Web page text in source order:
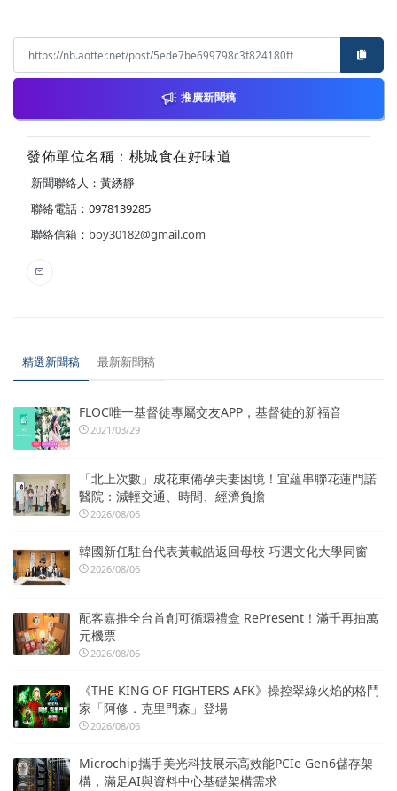
推廣新聞稿
發佈單位名稱：桃城食在好味道
新聞聯絡人：黃綉靜
聯絡電話：0978139285
聯絡信箱： boy30182@gmail.com
精選新聞稿 最新新聞稿
FLOC唯一基督徒專屬交友APP，基督徒的新福音
2021/03/29
「北上次數」成花東備孕夫妻困境！宜蘊串聯花蓮門諾
醫院：減輕交通、時間、經濟負擔
2026/08/06
韓國新任駐台代表黃載皓返回母校 巧遇文化大學同窗
2026/08/06
配客嘉推全台首創可循環禮盒 RePresent！滿千再抽萬
元機票
2026/08/06
《THE KING OF FIGHTERS AFK》操控翠綠火焰的格鬥
家「阿修．克里門森」登場
2026/08/06
Microchip攜手美光科技展示高效能PCIe Gen6儲存架
構，滿足AI與資料中心基礎架構需求